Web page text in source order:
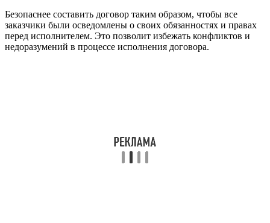
Безопаснее составить договор таким образом, чтобы все
заказчики были осведомлены о своих обязанностях и правах
перед исполнителем. Это позволит избежать конфликтов и
недоразумений в процессе исполнения договора.